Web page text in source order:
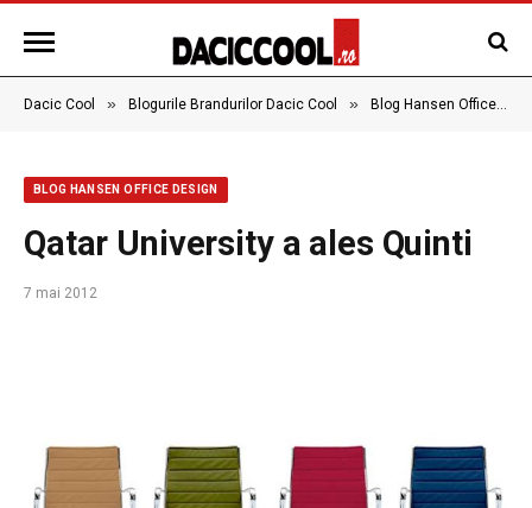
Dacic Cool » Blogurile Brandurilor Dacic Cool » Blog Hansen Office Design
BLOG HANSEN OFFICE DESIGN
Qatar University a ales Quinti
7 mai 2012